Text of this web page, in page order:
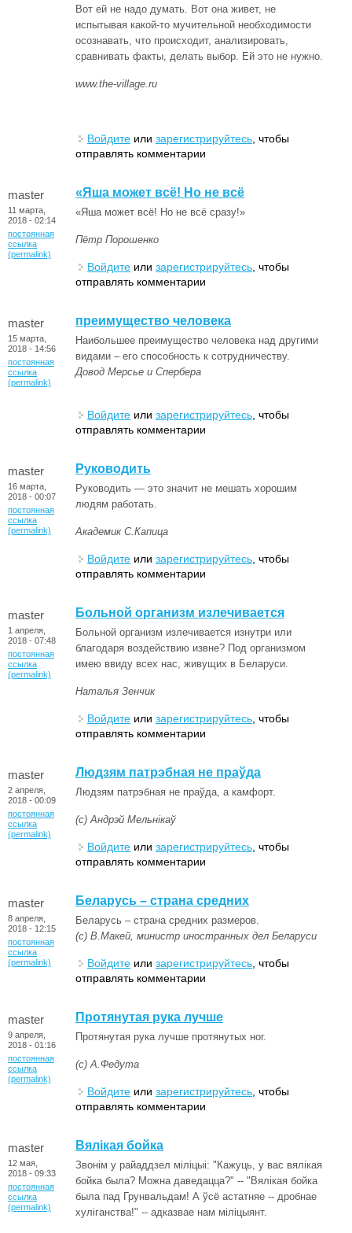
Вот ей не надо думать. Вот она живет, не
испытывая какой-то мучительной необходимости
осознавать, что происходит, анализировать,
сравнивать факты, делать выбор. Ей это не нужно.
www.the-village.ru
Войдите или зарегистрируйтесь , чтобы
отправлять комментарии
master
11 марта,
2018 - 02:14
постоянная
ссылка
(permalink)
«Яша может всё! Но не всё
«Яша может всё! Но не всё сразу!»
Пётр Порошенко
Войдите или зарегистрируйтесь , чтобы
отправлять комментарии
master
15 марта,
2018 - 14:56
постоянная
ссылка
(permalink)
преимущество человека
Наибольшее преимущество человека над другими
видами – его способность к сотрудничеству.
Довод Мерсье и Спербера
Войдите или зарегистрируйтесь , чтобы
отправлять комментарии
master
16 марта,
2018 - 00:07
постоянная
ссылка
(permalink)
Руководить
Руководить — это значит не мешать хорошим
людям работать.
Академик С.Капица
Войдите или зарегистрируйтесь , чтобы
отправлять комментарии
master
1 апреля,
2018 - 07:48
постоянная
ссылка
(permalink)
Больной организм излечивается
Больной организм излечивается изнутри или
благодаря воздействию извне? Под организмом
имею ввиду всех нас, живущих в Беларуси.
Наталья Зенчик
Войдите или зарегистрируйтесь , чтобы
отправлять комментарии
master
2 апреля,
2018 - 00:09
постоянная
ссылка
(permalink)
Людзям патрэбная не праўда
Людзям патрэбная не праўда, а камфорт.
(с) Андрэй Мельнікаў
Войдите или зарегистрируйтесь , чтобы
отправлять комментарии
master
8 апреля,
2018 - 12:15
постоянная
ссылка
(permalink)
Беларусь – страна средних
Беларусь – страна средних размеров.
(с) В.Макей, министр иностранных дел Беларуси
Войдите или зарегистрируйтесь , чтобы
отправлять комментарии
master
9 апреля,
2018 - 01:16
постоянная
ссылка
(permalink)
Протянутая рука лучше
Протянутая рука лучше протянутых ног.
(с) А.Федута
Войдите или зарегистрируйтесь , чтобы
отправлять комментарии
master
12 мая,
2018 - 09:33
постоянная
ссылка
(permalink)
Вялікая бойка
Звонім у райаддзел міліцыі: "Кажуць, у вас вялікая
бойка была? Можна даведацца?" -- "Вялікая бойка
была пад Грунвальдам! А ўсё астатняе -- дробнае
хуліганства!" -- адказвае нам міліцыянт.